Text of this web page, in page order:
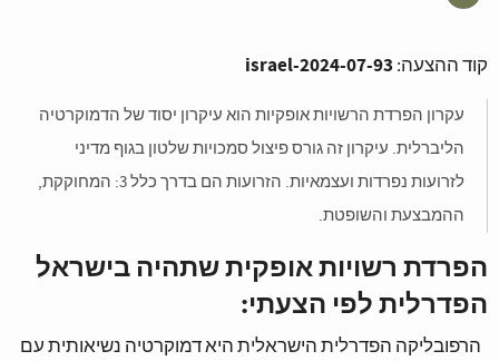
קוד ההצעה: israel-2024-07-93
עקרון הפרדת הרשויות אופקיות הוא עיקרון יסוד של הדמוקרטיה
הליברלית. עיקרון זה גורס פיצול סמכויות שלטון בגוף מדיני
לזרועות נפרדות ועצמאיות. הזרועות הם בדרך כלל 3: המחוקקת,
ההמבצעת והשופטת.
הפרדת רשויות אופקית שתהיה בישראל
הפדרלית לפי הצעתי:
הרפובליקה הפדרלית הישראלית היא דמוקרטיה נשיאותית עם